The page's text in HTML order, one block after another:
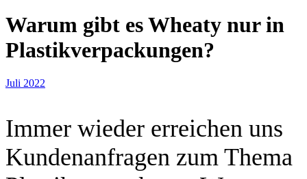
Warum gibt es Wheaty nur in
Plastikverpackungen?
Juli 2022
Immer wieder erreichen uns
Kundenanfragen zum Thema